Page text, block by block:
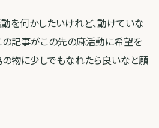
何かしたいけれど、動けていな
の記事がこの先の麻活動に希望を
の物に少しでもなれたら良いなと願